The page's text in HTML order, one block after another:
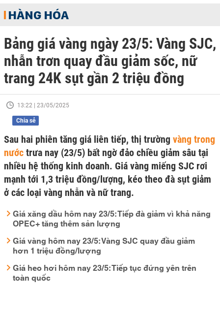
HÀNG HÓA
Bảng giá vàng ngày 23/5: Vàng SJC,
nhẫn trơn quay đầu giảm sốc, nữ
trang 24K sụt gần 2 triệu đồng
13:22 | 23/05/2025
Chia sẻ
Sau hai phiên tăng giá liên tiếp, thị trường vàng trong
nước trưa nay (23/5) bất ngờ đảo chiều giảm sâu tại
nhiều hệ thống kinh doanh. Giá vàng miếng SJC rơi
mạnh tới 1,3 triệu đồng/lượng, kéo theo đà sụt giảm
ở các loại vàng nhẫn và nữ trang.
Giá xăng dầu hôm nay 23/5: Tiếp đà giảm vì khả năng
OPEC+ tăng thêm sản lượng
Giá vàng hôm nay 23/5: Vàng SJC quay đầu giảm
hơn 1 triệu đồng/lượng
Giá heo hơi hôm nay 23/5: Tiếp tục đứng yên trên
toàn quốc